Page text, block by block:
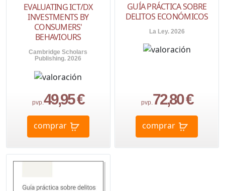
EVALUATING ICT/DX
INVESTMENTS BY
CONSUMERS'
BEHAVIOURS
Cambridge Scholars
Publishing. 2026
pvp.49,95 €
comprar
GUÍA PRÁCTICA SOBRE
DELITOS ECONÓMICOS
La Ley. 2026
pvp.72,80 €
comprar